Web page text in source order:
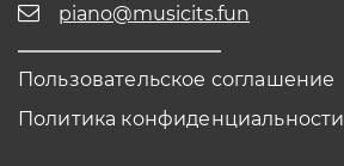
piano@musicits.fun
Пользовательское соглашение
Политика конфиденциальности